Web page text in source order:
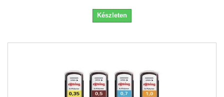
Készleten